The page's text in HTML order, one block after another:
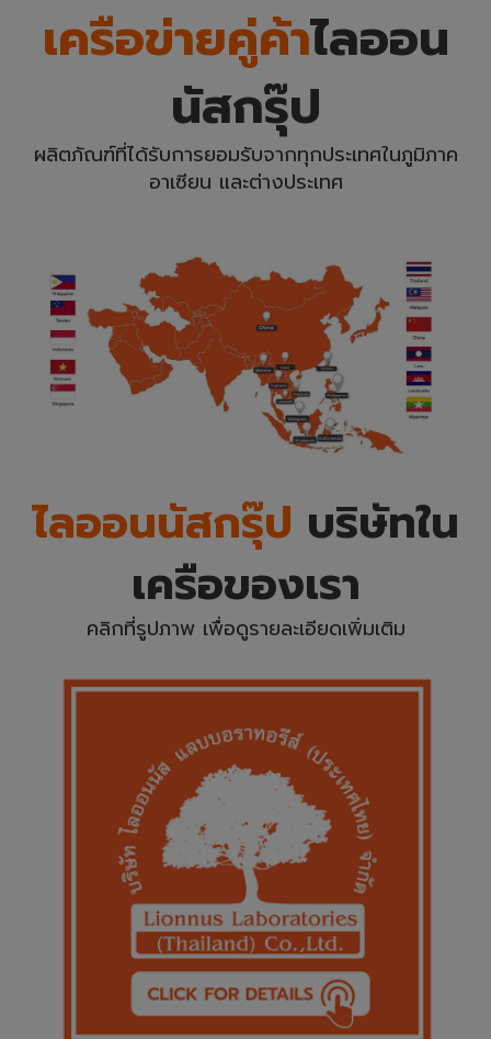
เครือข่ายคู่ค้าไลออน
นัสกรุ๊ป
ผลิตภัณฑ์ที่ได้รับการยอมรับจากทุกประเทศในภูมิภาค
อาเซียน และต่างประเทศ
ไลออนนัสกรุ๊ป บริษัทใน
เครือของเรา
คลิกที่รูปภาพ เพื่อดูรายละเอียดเพิ่มเติม